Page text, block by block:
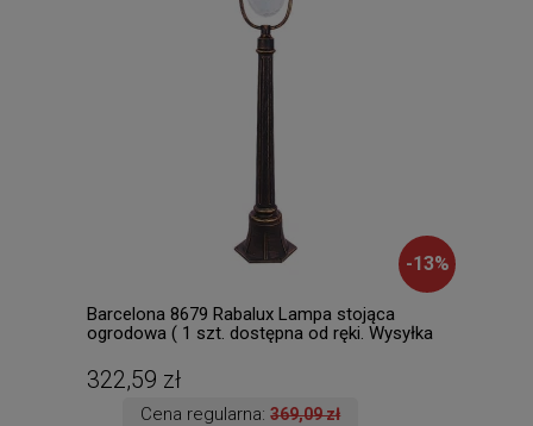
-13%
Barcelona 8679 Rabalux Lampa stojąca
ogrodowa ( 1 szt. dostępna od ręki. Wysyłka
322,59 zł
Cena regularna:369,09 zł